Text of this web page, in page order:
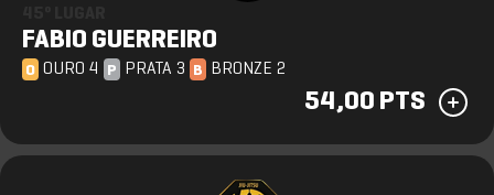
FABIO GUERREIRO
O OURO 4 P PRATA 3 B BRONZE 2
54,00 PTS